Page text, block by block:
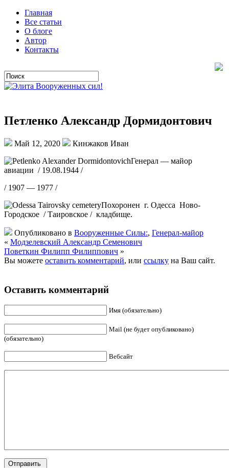
Главная
Все статьи
О блоге
Автор
Контакты
Петленко Александр Дормидонтович
Май 12, 2020
Кинжаков Иван
Генерал — майор
авиации / 19.08.1944 /
/ 1907 — 1977 /
Похоронен г. Одесса Ново-
Городское / Таировское / кладбище.
Опубликовано в Вооруженные Силы:, Генерал-майор
« Модзелевский Александр Семенович
Поветкин Филипп Филиппович »
Вы можете оставить комментарий, или ссылку на Ваш сайт.
Оставить комментарий
Имя (обязательно)
Mail (не будет опубликовано)
(обязательно)
Вебсайт